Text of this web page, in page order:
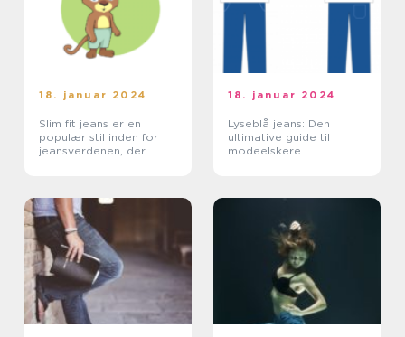
18. januar 2024
Slim fit jeans er en
populær stil inden for
jeansverdenen, der
handelskunder
18. januar 2024
Lyseblå jeans: Den
ultimative guide til
modeelskere